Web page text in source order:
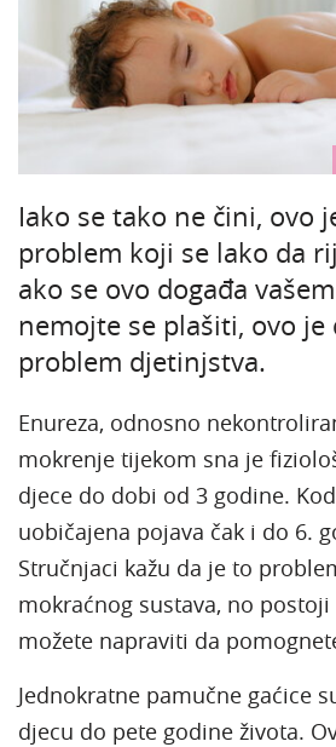
Iako se tako ne čini, ovo
problem koji se lako da
ako se ovo događa
nemojte se plašiti, ovo je
problem djetinjstva.
Enureza, odnosno
mokrenje tijekom sna je
djece do dobi od 3 godine.
uobičajena pojava čak i do 6.
Stručnjaci kažu da je to
mokraćnog sustava, no
možete napraviti da
Jednokratne pamučne gaćice
djecu do pete godine života.